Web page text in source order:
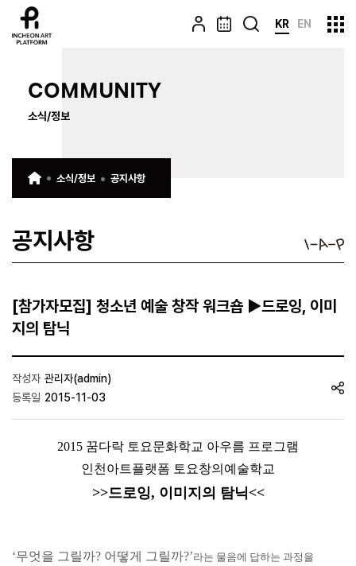
KR EN
COMMUNITY
소식/정보
소식/정보 공지사항
공지사항
[참가자모집] 청소년 예술 창작 워크숍 ▶드로잉, 이미
지의 탐닉
작성자 관리자(admin)
등록일 2015-11-03
2015 꿈다락 토요문화학교 아우름 프로그램
인천아트플랫폼 토요창의예술학교
>>드로잉, 이미지의 탐닉<<
‘무엇을 그릴까? 어떻게 그릴까?’라는 물음에 답하는 과정을